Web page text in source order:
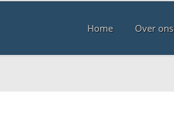
Home Over ons